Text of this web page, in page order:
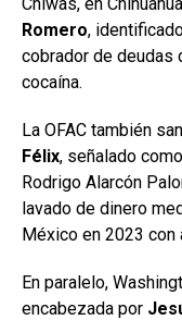
Romero,
cobrador de deudas
cocaína.
La OFAC también
Félix, señalado
Rodrigo Alarcón
lavado de dinero
México en 2023 con
En paralelo,
encabezada por